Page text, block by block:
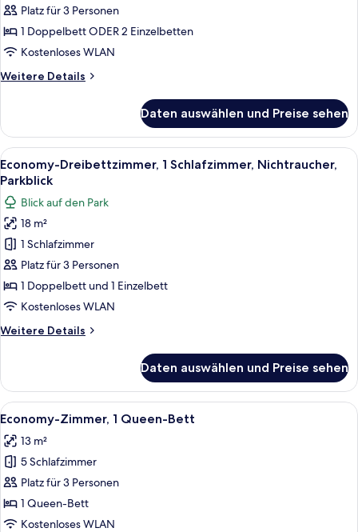
Doppel-
oder
-
Terrasse
Platz für 3 Personen
1 Doppelbett ODER 2 Einzelbetten
Kostenloses WLAN
Weitere Details
Weitere
Doppel-
oder
-
Zweibettzimmer,
Daten auswählen und Preise sehen
Alle
Fotos
für
Economy-
Dreibettzimmer,
Schlafzimmer,
Nichtraucher,
Parkblick
Daunenbettdecken, Minibar,
5
Economy-Dreibettzimmer, 1 Schlafzimmer, Nichtraucher,
Parkblick
Blick auf den Park
18 m²
1 Schlafzimmer
Platz für 3 Personen
1 Doppelbett und 1 Einzelbett
Kostenloses WLAN
Weitere Details
Weitere
Dreibettzimmer,
Schlafzimmer,
Nichtraucher,
Parkblick
Daten auswählen und Preise sehen
Alle
Fotos
für
Economy-
Zimmer,
1
Queen-
Ein Hotelzimmer mit einem großen,
4
Economy-Zimmer, 1 Queen-Bett
13 m²
5 Schlafzimmer
Platz für 3 Personen
1 Queen-Bett
Kostenloses WLAN